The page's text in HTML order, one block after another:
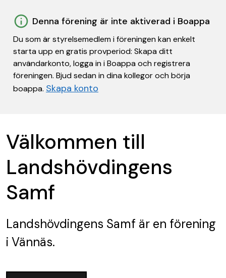
Denna förening är inte aktiverad i Boappa
Du som är styrelsemedlem i föreningen kan enkelt
starta upp en gratis provperiod: Skapa ditt
användarkonto, logga in i Boappa och registrera
föreningen. Bjud sedan in dina kollegor och börja
boappa. Skapa konto
Välkommen till
Landshövdingens
Samf
Landshövdingens Samf är en förening
i Vännäs.